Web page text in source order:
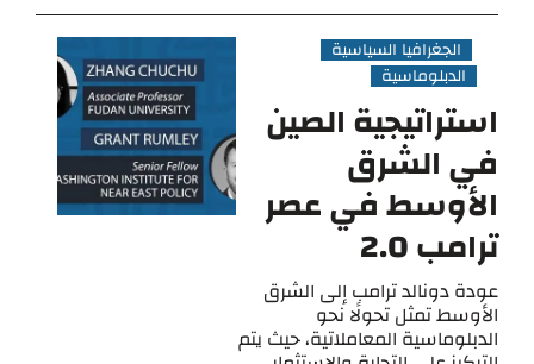
الجغرافيا السياسية
الدبلوماسية
استراتيجية الصين
في الشرق
الأوسط في عصر
ترامب 2.0
عودة دونالد ترامب إلى الشرق
الأوسط تمثل تحولًا نحو
الدبلوماسية المعاملاتية، حيث يتم